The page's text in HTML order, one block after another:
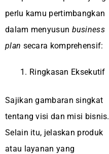
perlu kamu pertimbangkan
dalam menyusun business
plan secara komprehensif:
Ringkasan Eksekutif
Sajikan gambaran singkat
tentang visi dan misi bisnis.
Selain itu, jelaskan produk
atau layanan yang